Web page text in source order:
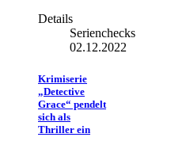
Details
Serienchecks
02.12.2022
Krimiserie
„Detective
Grace“ pendelt
sich als
Thriller ein